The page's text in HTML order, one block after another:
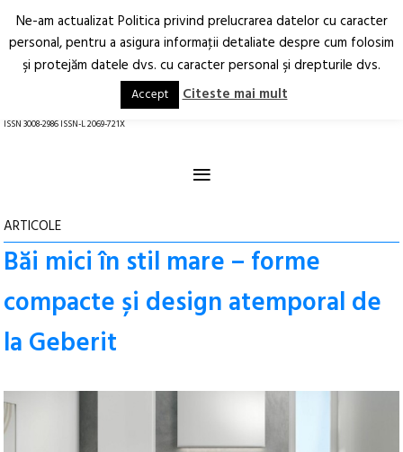
Arhitectură.
Oraș.
RO EN
ISSN 3008-2986 ISSN-L 2069-721X
≡
ARTICOLE
Băi mici în stil mare – forme
compacte și design atemporal de
la Geberit
Ne-am actualizat Politica privind prelucrarea datelor cu caracter
personal, pentru a asigura informaţii detaliate despre cum folosim
şi protejăm datele dvs. cu caracter personal şi drepturile dvs.
Accept Citeste mai mult